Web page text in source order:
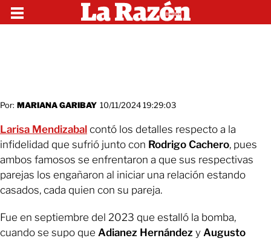
Por: MARIANA GARIBAY 10/11/2024 19:29:03
Larisa Mendizabal contó los detalles respecto a la
infidelidad que sufrió junto con Rodrigo Cachero, pues
ambos famosos se enfrentaron a que sus respectivas
parejas los engañaron al iniciar una relación estando
casados, cada quien con su pareja.
Fue en septiembre del 2023 que estalló la bomba,
cuando se supo que Adianez Hernández y Augusto